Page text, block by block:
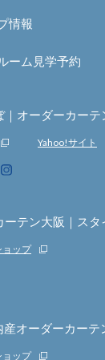
情報
ーム見学予約
｜オーダーカー
Yahoo!サイト
ーテン大阪｜ス
ップ
オーダーカーテ
ップ